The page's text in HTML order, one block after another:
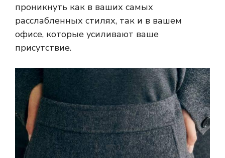
проникнуть как в ваших самых
расслабленных стилях, так и в вашем
офисе, которые усиливают ваше
присутствие.